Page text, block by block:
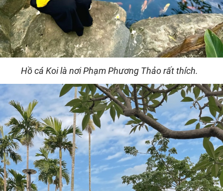
Hồ cá Koi là nơi Phạm Phương Thảo rất thích.